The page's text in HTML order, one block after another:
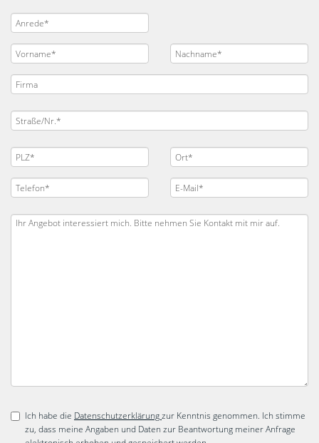
Ich habe die Datenschutzerklärungzur Kenntnis genommen. Ich stimme
zu, dass meine Angaben und Daten zur Beantwortung meiner Anfrage